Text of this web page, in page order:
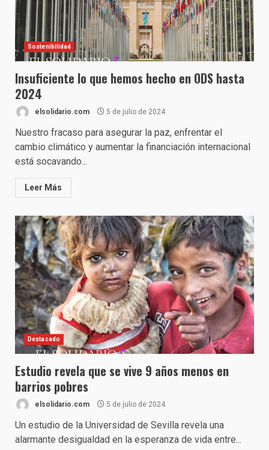
Sostenibilidad
Insuficiente lo que hemos hecho en ODS hasta
2024
elsolidario.com 5 de julio de 2024
Nuestro fracaso para asegurar la paz, enfrentar el
cambio climático y aumentar la financiación internacional
está socavando...
Leer Más
Destacado
Estudio revela que se vive 9 años menos en
barrios pobres
elsolidario.com 5 de julio de 2024
Un estudio de la Universidad de Sevilla revela una
alarmante desigualdad en la esperanza de vida entre...